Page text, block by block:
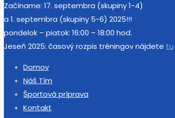
Začíname: 17. septembra (skupiny 1-4)
a 1. septembra (skupiny 5-6) 2025!!!
pondelok – piatok: 16:00 – 18:00 hod.
Jeseň 2025: časový rozpis tréningov nájdete tu
Domov
Náš Tím
Športová príprava
Kontakt